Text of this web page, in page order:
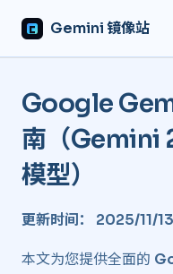
Skip to content
Gemini 镜像站
Google
南（Gemini
模型） ​
更新时间： 2025/11/13
本文为您提供全面的